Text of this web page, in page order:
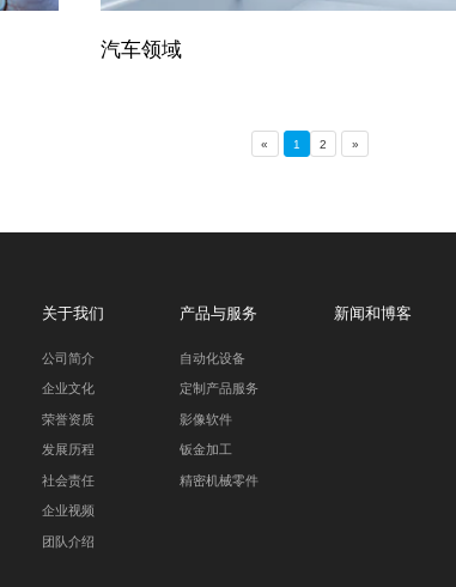
汽车领域
« 1 2 »
关于我们
公司简介
企业文化
荣誉资质
发展历程
社会责任
企业视频
团队介绍
产品与服务
自动化设备
定制产品服务
影像软件
钣金加工
精密机械零件
新闻和博客